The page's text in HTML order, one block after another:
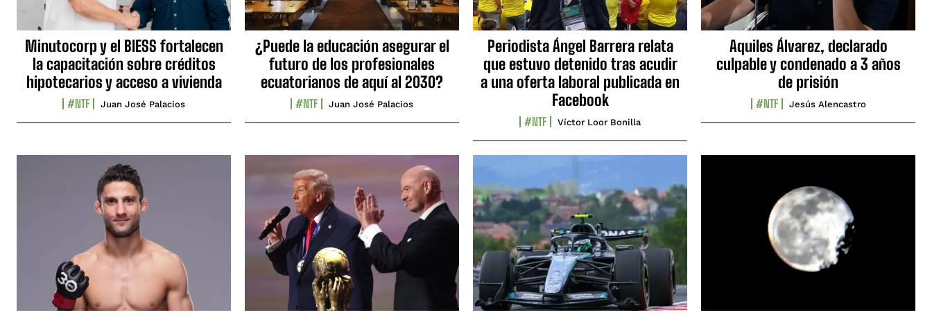
Minutocorp y el BIESS fortalecen
la capacitación sobre créditos
hipotecarios y acceso a vivienda
#NTF Juan José Palacios
¿Puede la educación asegurar el
futuro de los profesionales
ecuatorianos de aquí al 2030?
#NTF Juan José Palacios
Periodista Ángel Barrera relata
que estuvo detenido tras acudir
a una oferta laboral publicada en
Facebook
#NTF Víctor Loor Bonilla
Aquiles Álvarez, declarado
culpable y condenado a 3 años
de prisión
#NTF Jesús Alencastro